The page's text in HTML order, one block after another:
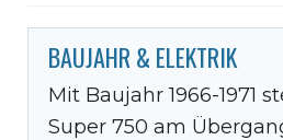
BAUJAHR & ELEKTRIK
Mit Baujahr 1966-1971
Super 750 am